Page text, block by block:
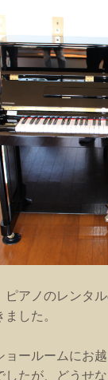
ピアノのレンタ
した。
ョールームにお
したが、どうせ